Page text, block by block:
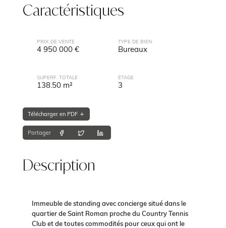
Caractéristiques
PRIX DE VENTE
4 950 000 €
TYPE DE BIEN
Bureaux
SUPERF. TOTALE
138.50 m²
ÉTAGE
3
Télécharger en PDF
Partager
Description
Immeuble de standing avec concierge situé dans le
quartier de Saint Roman proche du Country Tennis
Club et de toutes commodités pour ceux qui ont le